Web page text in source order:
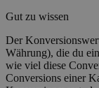
Gut zu wissen
Der
Währung), die du
wie viel diese
Conversions einer